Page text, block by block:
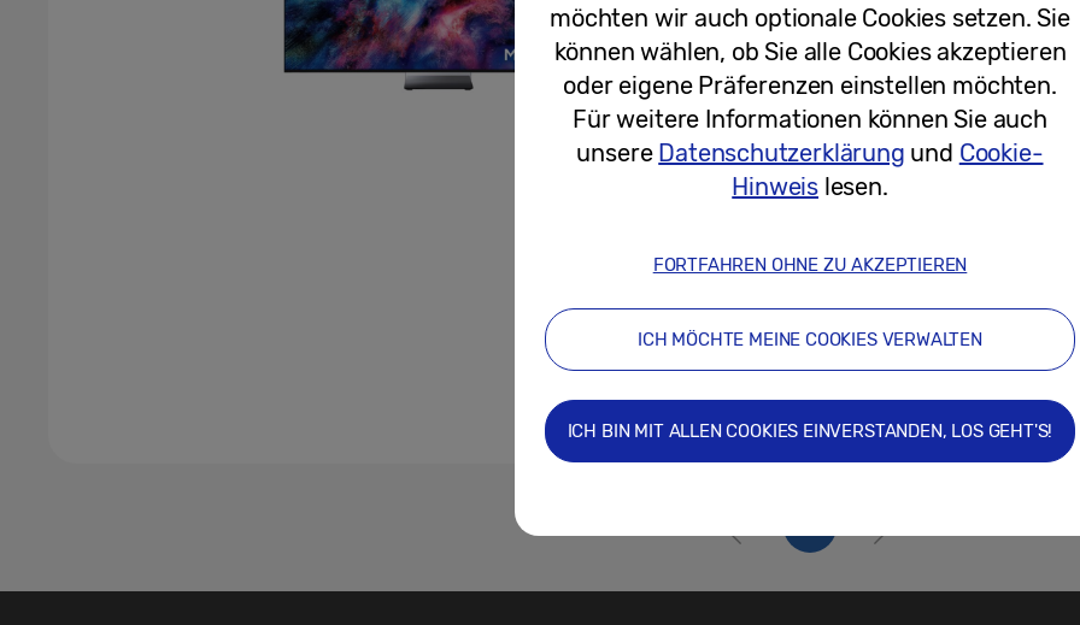
möchten wir auch optionale Cookies setzen. Sie
können wählen, ob Sie alle Cookies akzeptieren
oder eigene Präferenzen einstellen möchten.
Für weitere Informationen können Sie auch
unsere Datenschutzerklärung und Cookie-
Hinweis lesen.
FORTFAHREN OHNE ZU AKZEPTIEREN
ICH MÖCHTE MEINE COOKIES VERWALTEN
ICH BIN MIT ALLEN COOKIES EINVERSTANDEN, LOS GEHT'S!